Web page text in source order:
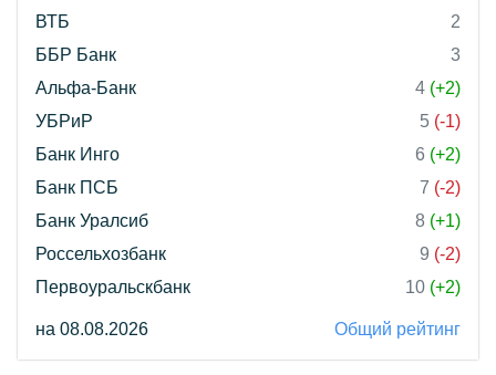
ВТБ
2
ББР Банк
3
Альфа-Банк
4 (+2)
УБРиР
5 (-1)
Банк Инго
6 (+2)
Банк ПСБ
7 (-2)
Банк Уралсиб
8 (+1)
Россельхозбанк
9 (-2)
Первоуральскбанк
10 (+2)
на 08.08.2026 Общий рейтинг